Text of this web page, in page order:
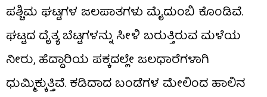
ಪಶ್ಚಿಮ ಘಟ್ಟಗಳ ಜಲಪಾತಗಳು ಮೈದುಂಬಿ ಕೊಂಡಿವೆ.
ಘಟ್ಟದ ದೈತ್ಯ ಬೆಟ್ಟಗಳನ್ನು ಸೀಳಿ ಬರುತ್ತಿರುವ ಮಳೆಯ
ನೀರು, ಹೆದ್ದಾರಿಯ ಪಕ್ಕದಲ್ಲೇ ಜಲಧಾರೆಗಳಾಗಿ
ಧುಮ್ಮಿಕ್ಕುತ್ತಿವೆ. ಕಡಿದಾದ ಬಂಡೆಗಳ ಮೇಲಿಂದ ಹಾಲಿನ